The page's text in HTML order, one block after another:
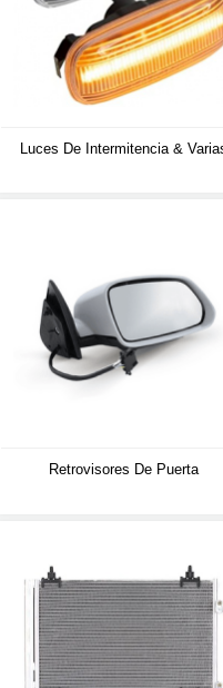
Luces De Intermitencia &
Retrovisores De Puerta